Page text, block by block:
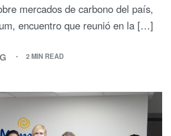
mercados de carbono del país,
encuentro que reunió en la […]
2 MIN READ